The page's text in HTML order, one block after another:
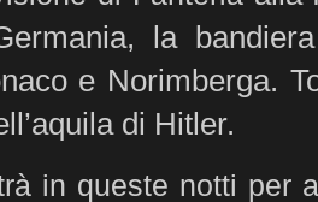
la
e Norimberga.
di Hitler.
in queste notti per